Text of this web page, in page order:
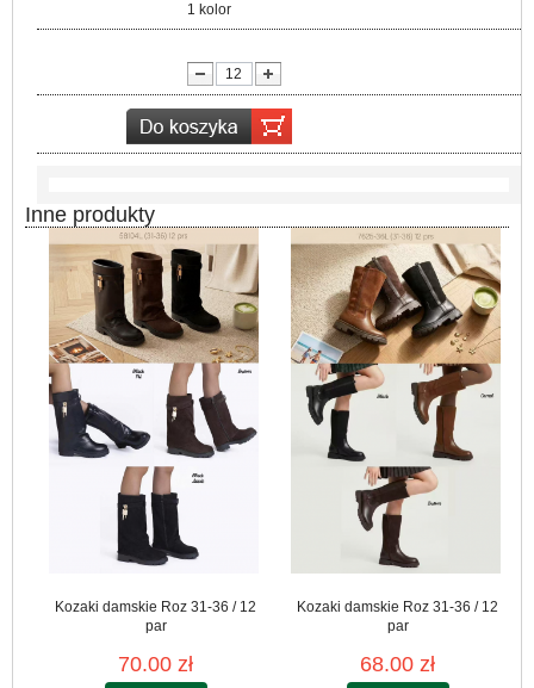
1 kolor
Inne produkty
Kozaki damskie Roz 31-36 / 12
par
70.00 zł
Kozaki damskie Roz 31-36 / 12
par
68.00 zł